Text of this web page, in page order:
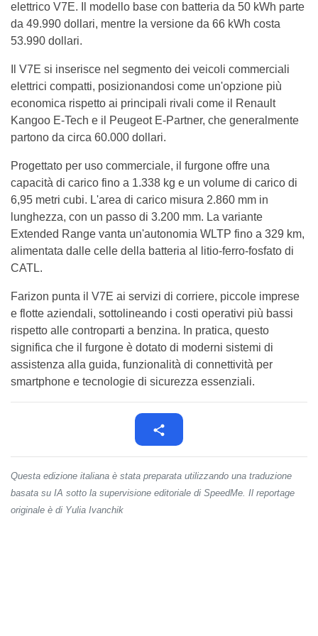
elettrico V7E. Il modello base con batteria da 50 kWh parte
da 49.990 dollari, mentre la versione da 66 kWh costa
53.990 dollari.
Il V7E si inserisce nel segmento dei veicoli commerciali
elettrici compatti, posizionandosi come un'opzione più
economica rispetto ai principali rivali come il Renault
Kangoo E-Tech e il Peugeot E-Partner, che generalmente
partono da circa 60.000 dollari.
Progettato per uso commerciale, il furgone offre una
capacità di carico fino a 1.338 kg e un volume di carico di
6,95 metri cubi. L'area di carico misura 2.860 mm in
lunghezza, con un passo di 3.200 mm. La variante
Extended Range vanta un'autonomia WLTP fino a 329 km,
alimentata dalle celle della batteria al litio-ferro-fosfato di
CATL.
Farizon punta il V7E ai servizi di corriere, piccole imprese
e flotte aziendali, sottolineando i costi operativi più bassi
rispetto alle controparti a benzina. In pratica, questo
significa che il furgone è dotato di moderni sistemi di
assistenza alla guida, funzionalità di connettività per
smartphone e tecnologie di sicurezza essenziali.
Questa edizione italiana è stata preparata utilizzando una traduzione
basata su IA sotto la supervisione editoriale di SpeedMe. Il reportage
originale è di Yulia Ivanchik